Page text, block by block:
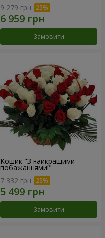
9 279 грн
Замовити
Кошик "З найкращими
побажаннями!"
7 332 грн
Замовити